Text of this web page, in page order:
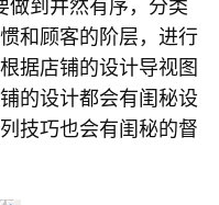
到井然有序，分类
和顾客的阶层，进行
据店铺的设计导视图
的设计都会有闺秘设
技巧也会有闺秘的督